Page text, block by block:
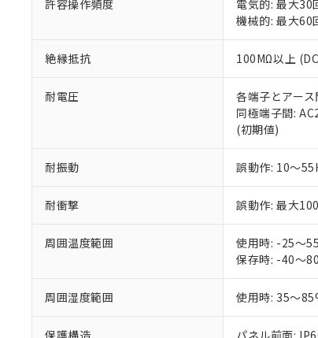
許容操作頻度
電気的: 最大30
機械的: 最大60
絶縁抵抗 100MΩ以上
耐電圧
各端子とアー
同極端子間:
(初期値)
耐振動 誤動作: 10～
耐衝撃 誤動作: 最大
周囲温度範囲
使用時: -25～
保存時: -40～
周囲湿度範囲 使用時: 35～
保護構造 パネル前面:
いる法
EU RoHS指
51物質の非
※本証明書
また、
混在するこ
既に当社に
り割愛して